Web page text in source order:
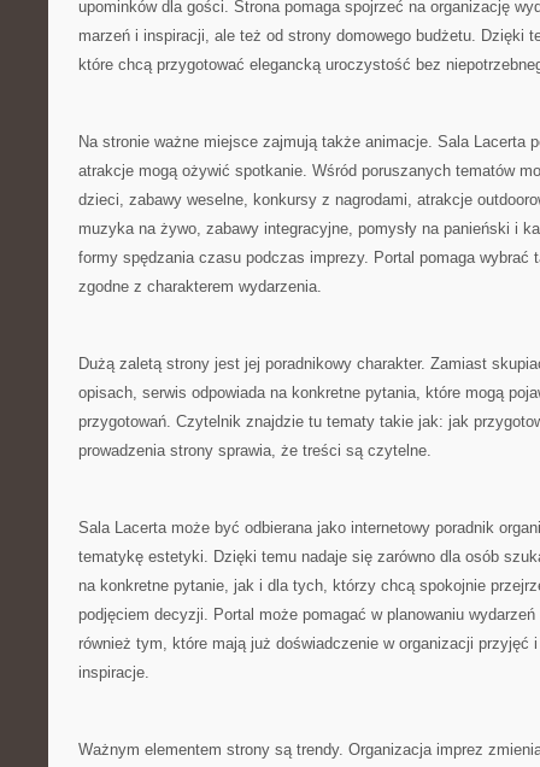
upominków dla gości. Strona pomaga spojrzeć na organizację
marzeń i inspiracji, ale też od strony domowego budżetu. Dzięki
które chcą przygotować elegancką uroczystość bez
Na stronie ważne miejsce zajmują także animacje. Sala Lacerta
atrakcje mogą ożywić spotkanie. Wśród poruszanych tematów
dzieci, zabawy weselne, konkursy z nagrodami, atrakcje
muzyka na żywo, zabawy integracyjne, pomysły na panieński i
formy spędzania czasu podczas imprezy. Portal pomaga wybrać
zgodne z charakterem wydarzenia.
Dużą zaletą strony jest jej poradnikowy charakter. Zamiast
opisach, serwis odpowiada na konkretne pytania, które mogą
przygotowań. Czytelnik znajdzie tu tematy takie jak: jak
prowadzenia strony sprawia, że treści są czytelne.
Sala Lacerta może być odbierana jako internetowy poradnik
tematykę estetyki. Dzięki temu nadaje się zarówno dla osób
na konkretne pytanie, jak i dla tych, którzy chcą spokojnie
podjęciem decyzji. Portal może pomagać w planowaniu
również tym, które mają już doświadczenie w organizacji przyjęć
inspiracje.
Ważnym elementem strony są trendy. Organizacja imprez